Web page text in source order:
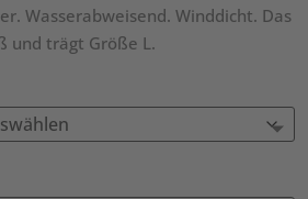
Wasserabweisend. Winddicht. Das
und trägt Größe L.